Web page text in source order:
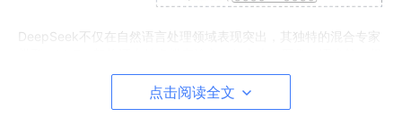
DeepSeek不仅在自然语言处理领域表现突出，其独特的混合专家
大地扩展了应用范围。特别是在中文语境下，DeepSeek的表现远
超多数国际开源模型。对于企业来说，它不仅是一个强大的AI工
具，也是降低成本、提高效率的加速器。
点击阅读全文